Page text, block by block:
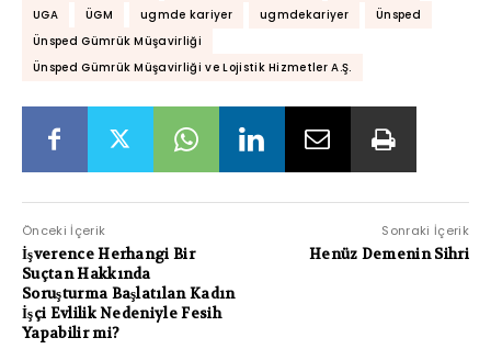
UGA
ÜGM ugmde kariyer ugmdekariyer
Ünsped
Ünsped Gümrük Müşavirliği
Ünsped Gümrük Müşavirliği ve Lojistik Hizmetler A.Ş.
Önceki İçerik
İşverence Herhangi Bir
Suçtan Hakkında
Soruşturma Başlatılan Kadın
İşçi Evlilik Nedeniyle Fesih
Yapabilir mi?
Sonraki İçerik
Henüz Demenin Sihri